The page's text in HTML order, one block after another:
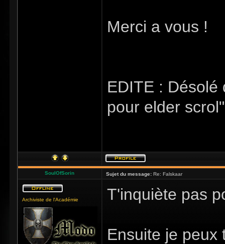
Merci a vous !
EDITE : Désolé
pour elder scrol"
SoulOfSorin Sujet du message: Re: Falskaar
Archiviste de l'Académie T'inquiète pas
Ensuite je peux